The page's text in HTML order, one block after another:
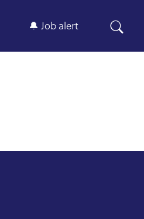
🔔 Job alert